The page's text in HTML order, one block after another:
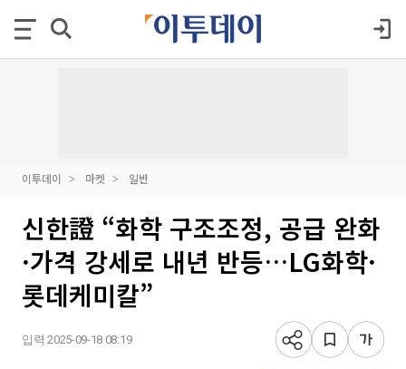
이투데이 마켓 일반
신한證 “화학 구조조정, 공급 완화
·가격 강세로 내년 반등…LG화학·
롯데케미칼”
입력 2025-09-18 08:19